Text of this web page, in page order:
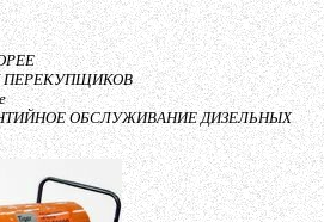
ПЕРЕКУПЩИКОВ
ОБСЛУЖИВАНИЕ ДИЗЕЛЬНЫХ